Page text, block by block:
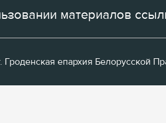
материалов
епархия Белорусской